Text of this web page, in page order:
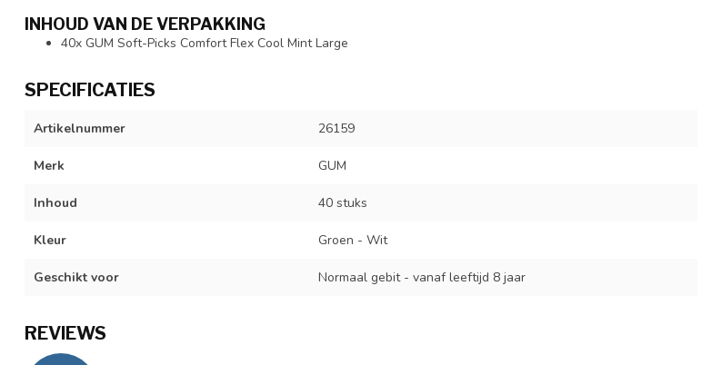
INHOUD VAN DE VERPAKKING
40x GUM Soft-Picks Comfort Flex Cool Mint Large
SPECIFICATIES
Artikelnummer 26159
Merk GUM
Inhoud 40 stuks
Kleur Groen - Wit
Geschikt voor Normaal gebit - vanaf leeftijd 8 jaar
REVIEWS